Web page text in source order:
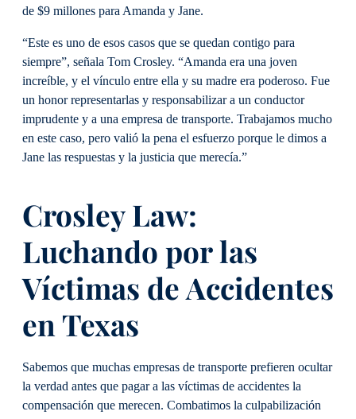
de $9 millones para Amanda y Jane.
“Este es uno de esos casos que se quedan contigo para
siempre”, señala Tom Crosley. “Amanda era una joven
increíble, y el vínculo entre ella y su madre era poderoso. Fue
un honor representarlas y responsabilizar a un conductor
imprudente y a una empresa de transporte. Trabajamos mucho
en este caso, pero valió la pena el esfuerzo porque le dimos a
Jane las respuestas y la justicia que merecía.”
Crosley Law:
Luchando por las
Víctimas de Accidentes
en Texas
Sabemos que muchas empresas de transporte prefieren ocultar
la verdad antes que pagar a las víctimas de accidentes la
compensación que merecen. Combatimos la culpabilización